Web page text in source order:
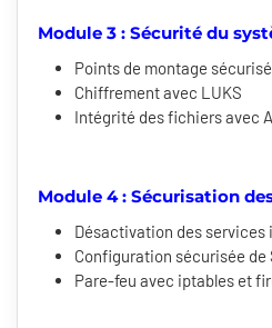
Module 3 : Sécurité du
Points de montage
Chiffrement avec LUKS
Intégrité des fichiers avec
Module 4 : Sécurisation
Désactivation des services
Configuration sécurisée de
Pare-feu avec iptables et